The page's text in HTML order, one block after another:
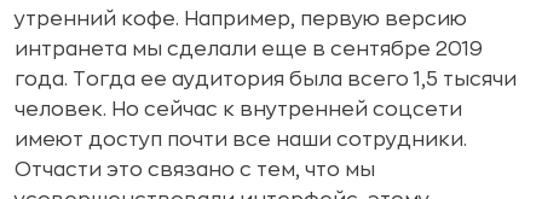
утренний кофе. Например, первую версию
интранета мы сделали еще в сентябре 2019
года. Тогда ее аудитория была всего 1,5 тысячи
человек. Но сейчас к внутренней соцсети
имеют доступ почти все наши сотрудники.
Отчасти это связано с тем, что мы